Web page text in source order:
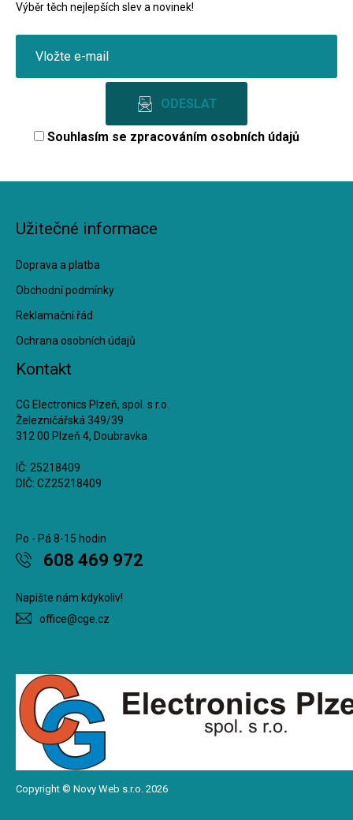
Výběr těch nejlepších slev a novinek!
Souhlasím se zpracováním osobních údajů
Užitečné informace
Doprava a platba
Obchodní podmínky
Reklamační řád
Ochrana osobních údajů
Kontakt
CG Electronics Plzeň, spol. s r.o.
Železničářská 349/39
312 00 Plzeň 4, Doubravka
IČ: 25218409
DIČ: CZ25218409
Po - Pá 8-15 hodin
608 469 972
Napište nám kdykoliv!
office@cge.cz
Copyright © Novy Web s.r.o. 2026